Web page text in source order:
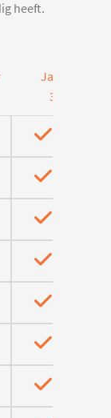
heeft.
Jaar
3